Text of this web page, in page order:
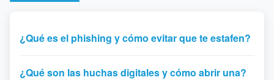
¿Qué es el phishing y cómo evitar que te estafen?
¿Qué son las huchas digitales y cómo abrir una?